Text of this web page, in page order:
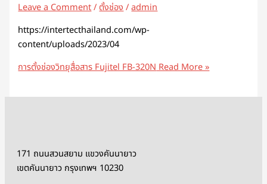
Leave a Comment/ตั้งช่อง/admin
https://intertecthailand.com/wp-
content/uploads/2023/04
การตั้งช่องวิทยุสื่อสาร Fujitel FB-320NRead More »
171 ถนนสวนสยาม แขวงคันนายาว
เขตคันนายาว กรุงเทพฯ 10230